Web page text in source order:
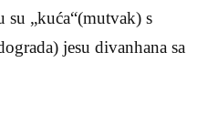
su „kuća“(mutvak) s
jesu divanhana sa